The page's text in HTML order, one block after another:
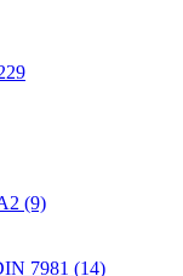
(9)
7981 (14)